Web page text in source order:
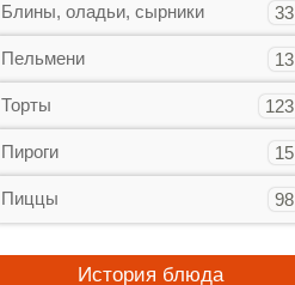
Блины, оладьи, сырники 33
Пельмени 13
Торты 123
Пироги 15
Пиццы 98
История блюда